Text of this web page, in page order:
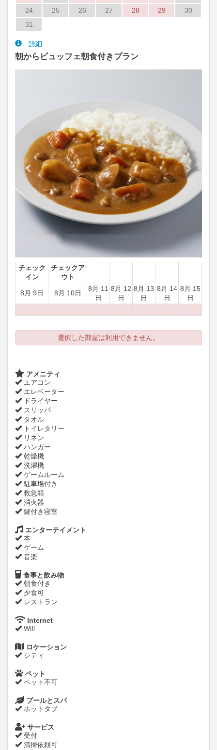
24
25 26 27 28 29
30
31
詳細
朝からビュッフェ朝食付きプラン
チェック
イン
チェックア
ウト
8月 9日 8月 10日
8月 11
日
8月 12
日
8月 13
日
8月 14
日
8月 15
日
選択した部屋は利用できません。
アメニティ
エアコン
エレベーター
ドライヤー
スリッパ
タオル
トイレタリー
リネン
ハンガー
乾燥機
洗濯機
ゲームルーム
駐車場付き
救急箱
消火器
鍵付き寝室
エンターテイメント
本
ゲーム
音楽
食事と飲み物
朝食付き
夕食可
レストラン
Internet
Wifi
ロケーション
シティ
ペット
ペット不可
プールとスパ
ホットタブ
サービス
受付
清掃依頼可